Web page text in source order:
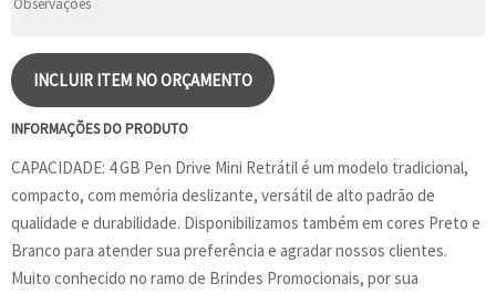
INCLUIR ITEM NO ORÇAMENTO
INFORMAÇÕES DO PRODUTO
CAPACIDADE: 4 GB Pen Drive Mini Retrátil é um modelo tradicional,
compacto, com memória deslizante, versátil de alto padrão de
qualidade e durabilidade. Disponibilizamos também em cores Preto e
Branco para atender sua preferência e agradar nossos clientes.
Muito conhecido no ramo de Brindes Promocionais, por sua